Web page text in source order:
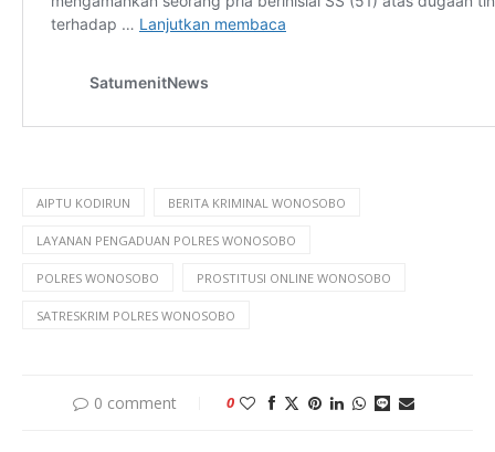
AIPTU KODIRUN BERITA KRIMINAL WONOSOBO
LAYANAN PENGADUAN POLRES WONOSOBO
POLRES WONOSOBO PROSTITUSI ONLINE WONOSOBO
SATRESKRIM POLRES WONOSOBO
0 comment 0